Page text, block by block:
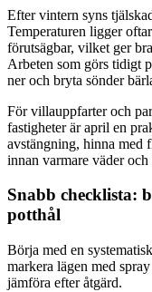
Efter vintern syns
Temperaturen ligger
förutsägbar, vilket ger
Arbeten som görs tidigt
ner och bryta sönder
För villauppfarter och
fastigheter är april en
avstängning, hinna med
innan varmare väder
Snabb checklista:
potthål
Börja med en
markera lägen med
jämföra efter åtgärd.